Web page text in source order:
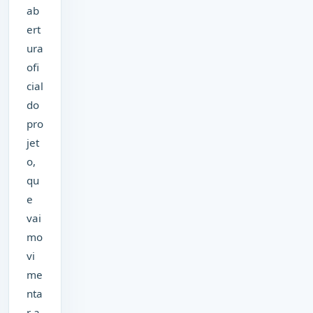
ab
ert
ura
ofi
cial
do
pro
jet
o,
qu
e
vai
mo
vi
me
nta